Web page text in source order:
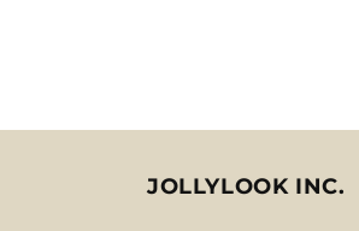
JOLLYLOOK INC.